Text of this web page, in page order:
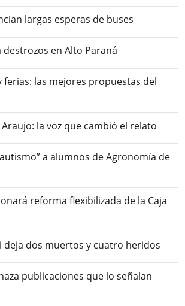
largas esperas de buses
en Alto Paraná
ferias: las mejores propuestas del
la voz que cambió el relato
a alumnos de Agronomía de
reforma flexibilizada de la Caja
deja dos muertos y cuatro heridos
publicaciones que lo señalan